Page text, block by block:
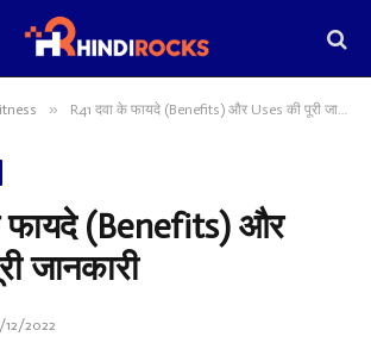
» R41 दवा के फायदे (Benefits) और Uses की पूरी जानकारी
फायदे (Benefits) और
जानकारी
12/2022